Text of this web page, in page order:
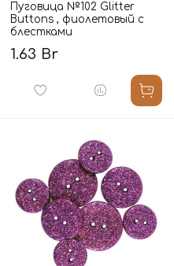
Пуговица №102 Glitter
Buttons , фиолетовый с
блестками
1.63 Br